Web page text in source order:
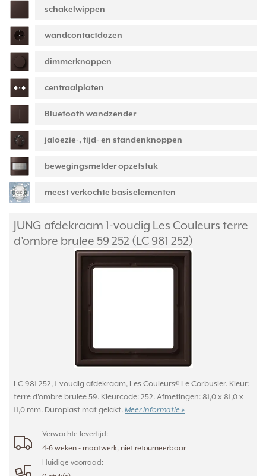
schakelwippen
wandcontactdozen
dimmerknoppen
centraalplaten
Bluetooth wandzender
jaloezie-, tijd- en standenknoppen
bewegingsmelder opzetstuk
meest verkochte basiselementen
JUNG afdekraam 1-voudig Les Couleurs terre
d'ombre brulee 59 252 (LC 981 252)
LC 981 252, 1-voudig afdekraam, Les Couleurs® Le Corbusier. Kleur:
terre d'ombre brulee 59. Kleurcode: 252. Afmetingen: 81,0 x 81,0 x
11,0 mm. Duroplast mat gelakt. Meer informatie »
Verwachte levertijd:
4-6 weken - maatwerk, niet retourneerbaar
Huidige voorraad: